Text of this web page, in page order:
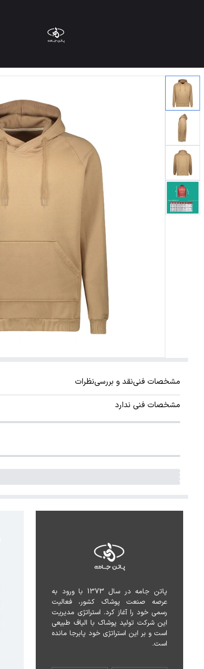
مشخصات فنینقد و بررسینظرات
مشخصات فنی ندارد
است.